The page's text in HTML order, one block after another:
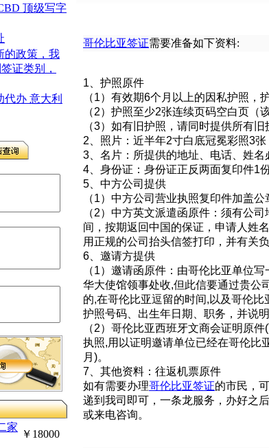
顶级写字
的政策，我
证类别，
代办 意大利
家
￥18000
哥伦比亚签证需要准备如下资料:
1 、护照原件
（1）有效期6个月以上的因私护照，
（2）护照至少2张连续页码空白页（
（3）如有旧护照，请同时提供所有旧
2 、照片：近半年2寸白底冠冕彩照3张
3 、名片：所提供的地址、电话、姓
4 、身份证：身份证正反两面复印件1
5 、中方公司提供
（1）中方公司营业执照复印件加盖公
（2）中方英文派遣函原件：须有公
间，按期返回中国的保证，申请人姓
用正规的公司抬头信签打印，并有关
6 、邀请方提供
（1）邀请函原件：由哥伦比亚单位
华大使馆领事处收,但此信要通过贵公
的,在哥伦比亚逗留的时间, 以及哥伦比
护照号码、出生年日期、职务，并说
（2）哥伦比亚西班牙文商会证明原件(
执照,用以证明邀请单位已经在哥伦比
月 )。
7 、其他资料：往返机票原件
如有需要办理哥伦比亚签证的市民，
递到我司即可，一条龙服务，办好之
或来电咨询。